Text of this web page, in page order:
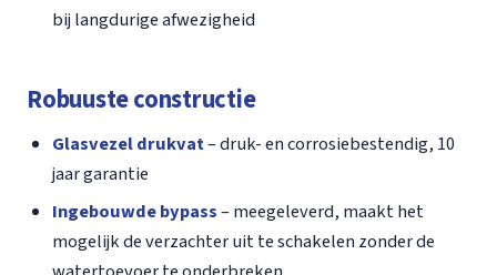
bij langdurige afwezigheid
Robuuste constructie
Glasvezel drukvat– druk- en corrosiebestendig, 10
jaar garantie
Ingebouwde bypass– meegeleverd, maakt het
mogelijk de verzachter uit te schakelen zonder de